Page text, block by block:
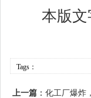
本版文
Tags：
上一篇 ： 化工厂爆炸